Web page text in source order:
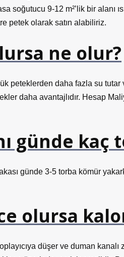
soğutucu 9-12 m²’lik bir alanı
petek olarak satın alabiliriz.
ne olur?
peteklerden daha fazla su tutar
daha avantajlıdır. Hesap
günde kaç
günde 3-5 torba kömür
olursa
düşer ve duman